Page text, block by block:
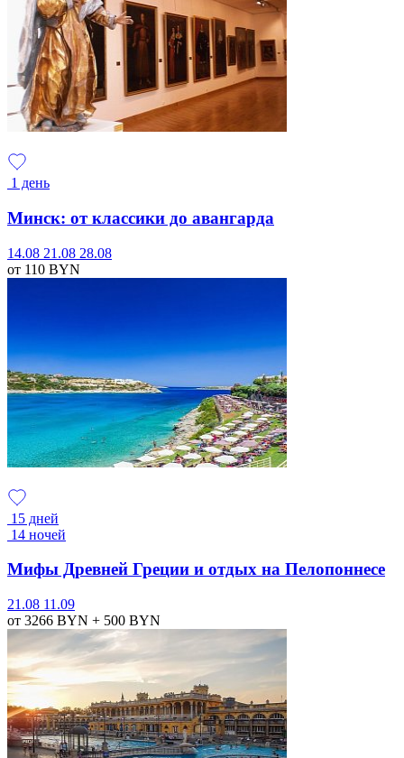
1 день
Минск: от классики до авангарда
14.08 21.08 28.08
от 110 BYN
15 дней
14 ночей
Мифы Древней Греции и отдых на Пелопоннесе
21.08 11.09
от 3266 BYN + 500 BYN